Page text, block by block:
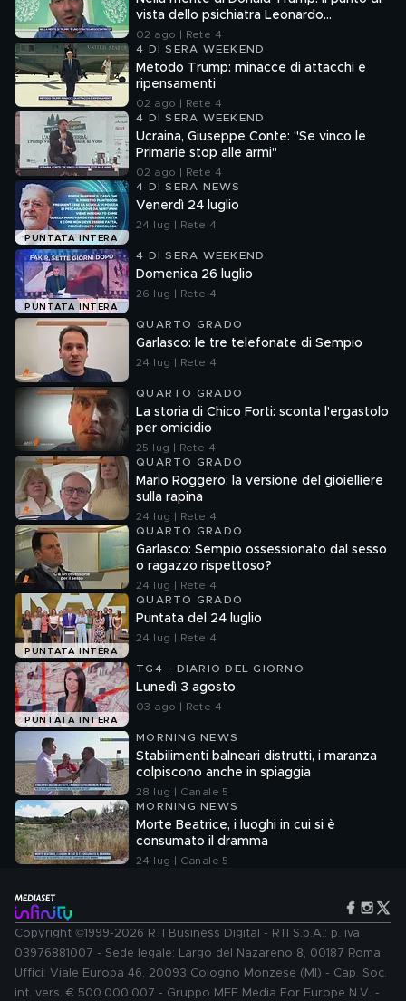
vista dello psichiatra Leonardo
Mendolicchio
02 ago | Rete 4
4 DI SERA WEEKEND
Metodo Trump: minacce di attacchi e
ripensamenti
02 ago | Rete 4
4 DI SERA WEEKEND
Ucraina, Giuseppe Conte: "Se vinco le
Primarie stop alle armi"
02 ago | Rete 4
PUNTATA INTERA
4 DI SERA NEWS
Venerdì 24 luglio
24 lug | Rete 4
PUNTATA INTERA
4 DI SERA WEEKEND
Domenica 26 luglio
26 lug | Rete 4
QUARTO GRADO
Garlasco: le tre telefonate di Sempio
24 lug | Rete 4
QUARTO GRADO
La storia di Chico Forti: sconta l'ergastolo
per omicidio
25 lug | Rete 4
QUARTO GRADO
Mario Roggero: la versione del gioielliere
sulla rapina
24 lug | Rete 4
QUARTO GRADO
Garlasco: Sempio ossessionato dal sesso
o ragazzo rispettoso?
24 lug | Rete 4
PUNTATA INTERA
QUARTO GRADO
Puntata del 24 luglio
24 lug | Rete 4
PUNTATA INTERA
TG4 - DIARIO DEL GIORNO
Lunedì 3 agosto
03 ago | Rete 4
MORNING NEWS
Stabilimenti balneari distrutti, i maranza
colpiscono anche in spiaggia
28 lug | Canale 5
MORNING NEWS
Morte Beatrice, i luoghi in cui si è
consumato il dramma
24 lug | Canale 5
Copyright ©1999-2026 RTI Business Digital - RTI S.p.A.: p. iva
03976881007 - Sede legale: Largo del Nazareno 8, 00187 Roma.
Uffici: Viale Europa 46, 20093 Cologno Monzese (MI) - Cap. Soc.
int. vers. € 500.000.007 - Gruppo MFE Media For Europe N.V. -